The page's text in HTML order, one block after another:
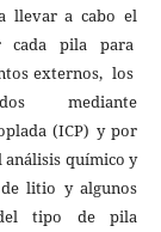
llevar a cabo el
cada pila para
externos, los
mediante
(ICP) y por
análisis químico y
litio y algunos
del tipo de pila